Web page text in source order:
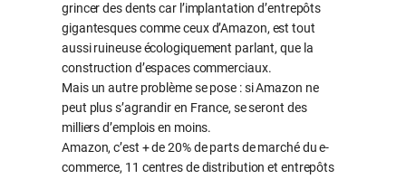
grincer des dents car l’implantation d’entrepôts
gigantesques comme ceux d’Amazon, est tout
aussi ruineuse écologiquement parlant, que la
construction d’espaces commerciaux.
Mais un autre problème se pose : si Amazon ne
peut plus s’agrandir en France, se seront des
milliers d’emplois en moins.
Amazon, c’est + de 20% de parts de marché du e-
commerce, 11 centres de distribution et entrepôts